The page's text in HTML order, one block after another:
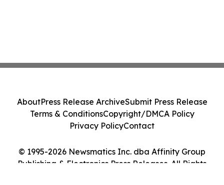
© 1995-2026 Newsmatics Inc. dba Affinity Group
Publishing & Electronics Press Releases. All Rights
AboutPress Release ArchiveSubmit Press Release
Terms & ConditionsCopyright/DMCA Policy
Privacy PolicyContact